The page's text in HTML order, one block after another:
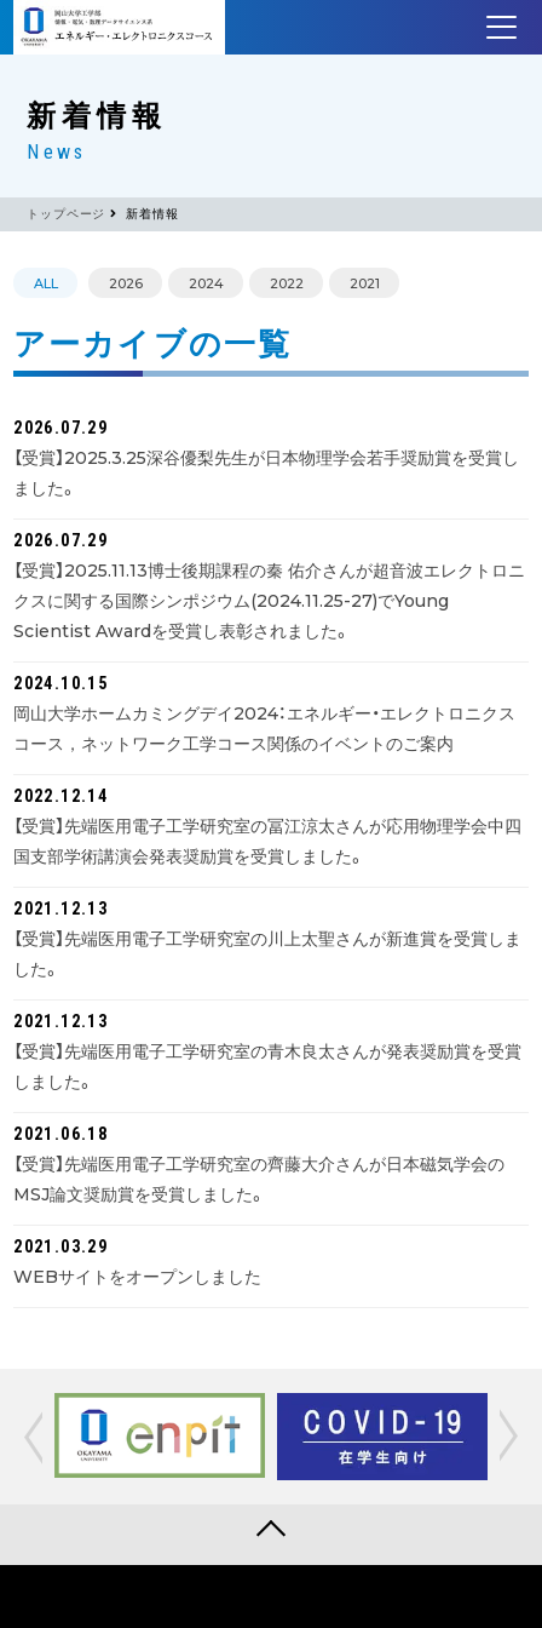
新着情報
News
トップページ 新着情報
ALL 2026 2024 2022 2021
アーカイブの一覧
2026.07.29
【受賞】2025.3.25深谷優梨先生が日本物理学会若手奨励賞を受賞し
ました。
2026.07.29
【受賞】2025.11.13博士後期課程の秦 佑介さんが超音波エレクトロニ
クスに関する国際シンポジウム(2024.11.25-27)でYoung
Scientist Awardを受賞し表彰されました。
2024.10.15
岡山大学ホームカミングデイ2024：エネルギー・エレクトロニクス
コース，ネットワーク工学コース関係のイベントのご案内
2022.12.14
【受賞】先端医用電子工学研究室の冨江涼太さんが応用物理学会中四
国支部学術講演会発表奨励賞を受賞しました。
2021.12.13
【受賞】先端医用電子工学研究室の川上太聖さんが新進賞を受賞しま
した。
2021.12.13
【受賞】先端医用電子工学研究室の青木良太さんが発表奨励賞を受賞
しました。
2021.06.18
【受賞】先端医用電子工学研究室の齊藤大介さんが日本磁気学会の
MSJ論文奨励賞を受賞しました。
2021.03.29
WEBサイトをオープンしました